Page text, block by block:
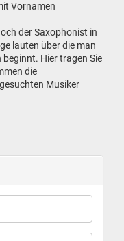
Vornamen
der Saxophonist in
lauten über die man
Hier tragen Sie
die
Musiker